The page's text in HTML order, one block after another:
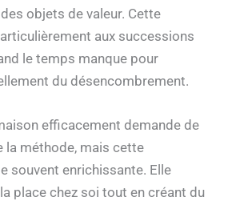
objets de valeur. Cette
aux successions
le temps manque pour
du désencombrement.
efficacement demande de
la méthode, mais cette
souvent enrichissante. Elle
place chez soi tout en créant du